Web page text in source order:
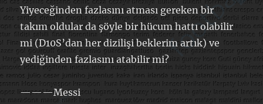
Yiyeceğinden fazlasını atması gereken bir
takım oldular da şöyle bir hücum hattı olabilir
mi (D10S’dan her dizilişi beklerim artık) ve
yediğinden fazlasını atabilir mi?
———Messi